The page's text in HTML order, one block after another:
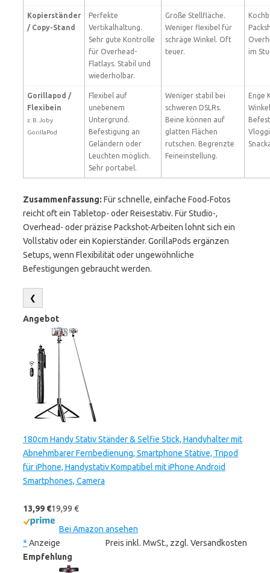
Kopierständer
/ Copy-Stand
Perfekte
Vertikalhaltung.
Sehr gute Kontrolle
für Overhead-
Flatlays. Stabil und
wiederholbar.
Große Stellfläche.
Weniger flexibel für
schräge Winkel. Oft
teuer.
im
Gorillapod /
Flexibein
z. B. Joby
GorillaPod
Flexibel auf
unebenem
Untergrund.
Befestigung an
Geländern oder
Leuchten möglich.
Sehr portabel.
Weniger stabil bei
schweren DSLRs.
Beine können auf
glatten Flächen
rutschen. Begrenzte
Feineinstellung.
Enge
Zusammenfassung: Für schnelle, einfache Food‑Fotos
reicht oft ein Tabletop- oder Reisestativ. Für Studio-,
Overhead- oder präzise Packshot-Arbeiten lohnt sich ein
Vollstativ oder ein Kopierständer. GorillaPods ergänzen
Setups, wenn Flexibilität oder ungewöhnliche
Befestigungen gebraucht werden.
❮
Angebot
180cm Handy Stativ Ständer & Selfie Stick, Handyhalter mit
Abnehmbarer Fernbedienung, Smartphone Stative, Tripod
für iPhone, Handystativ Kompatibel mit iPhone Android
Smartphones, Camera
13,99 €19,99 €
Bei Amazon ansehen
* Anzeige
Preis inkl. MwSt., zzgl. Versandkosten
Empfehlung